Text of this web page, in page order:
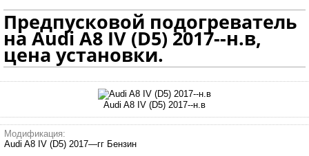
Предпусковой подогреватель
на Audi A8 IV (D5) 2017--н.в,
цена установки.
Audi A8 IV (D5) 2017--н.в
Модификация:
Audi A8 IV (D5) 2017—гг Бензин